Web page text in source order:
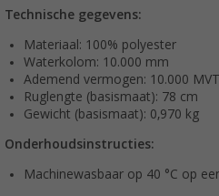
Technische gegevens:
Materiaal: 100% polyester
Waterkolom: 10.000 mm
Ademend vermogen: 10.000
Ruglengte (basismaat): 78 cm
Gewicht (basismaat): 0,970 kg
Onderhoudsinstructies:
Machinewasbaar op 40 °C op